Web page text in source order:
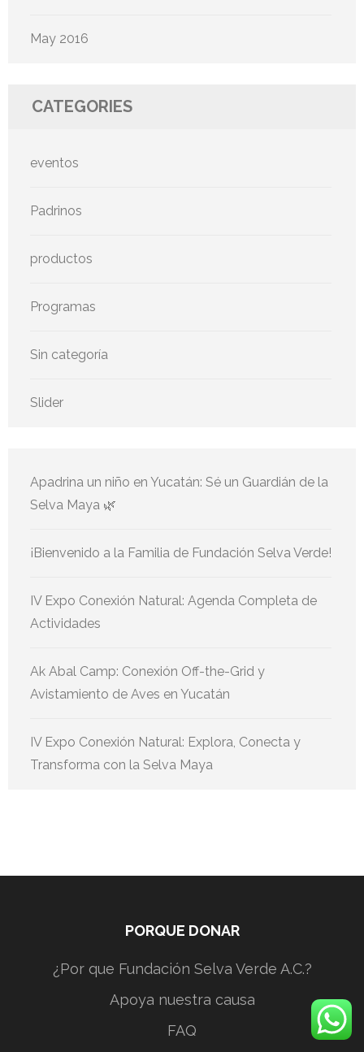
May 2016
CATEGORIES
eventos
Padrinos
productos
Programas
Sin categoría
Slider
Apadrina un niño en Yucatán: Sé un Guardián de la
Selva Maya 🌿
¡Bienvenido a la Familia de Fundación Selva Verde!
IV Expo Conexión Natural: Agenda Completa de
Actividades
Ak Abal Camp: Conexión Off-the-Grid y
Avistamiento de Aves en Yucatán
IV Expo Conexión Natural: Explora, Conecta y
Transforma con la Selva Maya
PORQUE DONAR
¿Por que Fundación Selva Verde A.C.?
Apoya nuestra causa
FAQ